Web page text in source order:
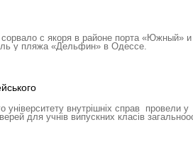
с якоря в районе порта «Южный» и
у пляжа «Дельфин» в Одессе.
університету внутрішніх справ провели у
для учнів випускних класів